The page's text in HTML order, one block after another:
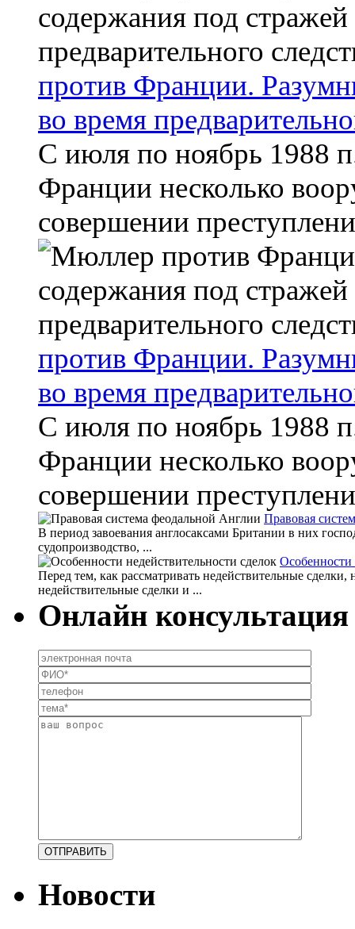
против Франции.
во время
С июля по ноябрь 1988
Франции несколько
совершении
против Франции.
во время
С июля по ноябрь 1988
Франции несколько
совершении
Правовая
В период завоевания англосаксами Британии в них
судопроизводство, ...
Особенности
Перед тем, как рассматривать недействительные
недействительные сделки и ...
Онлайн консультация
Новости